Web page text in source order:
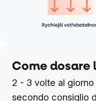
Come dosare
2 - 3 volte al
secondo consiglio